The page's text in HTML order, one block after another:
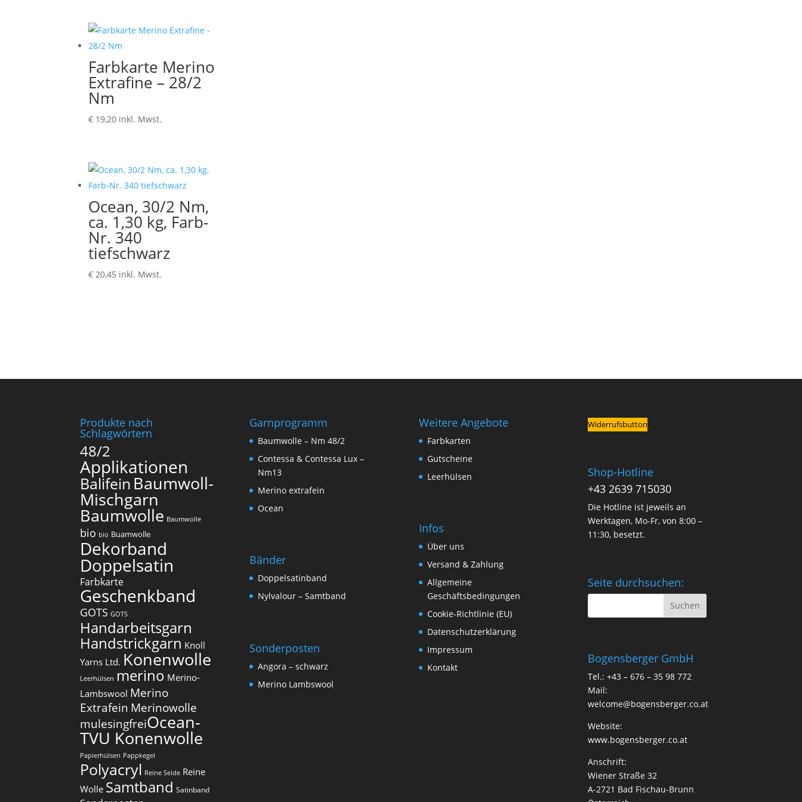
Farbkarte Merino
Extrafine – 28/2
Nm
€ 19,20 inkl. Mwst.
Ocean, 30/2 Nm,
ca. 1,30 kg, Farb-
Nr. 340
tiefschwarz
€ 20,45 inkl. Mwst.
Produkte nach
Schlagwörtern
48/2
Applikationen
Balifein Baumwoll-
Mischgarn
Baumwolle Baumwolle
bio bio Buamwolle
Dekorband
Doppelsatin
Farbkarte
Geschenkband
GOTS GOTS
Handarbeitsgarn
Handstrickgarn Knoll
Yarns Ltd. Konenwolle
Leerhülsen merino Merino-
Lambswool Merino
Extrafein Merinowolle
mulesingfrei​Ocean-
TVU Konenwolle
Papierhülsen Pappkegel
Polyacryl Reine Seide Reine
Wolle Samtband Satinband
Garnprogramm
Baumwolle – Nm 48/2
Contessa & Contessa Lux –
Nm13
Merino extrafein
Ocean
Bänder
Doppelsatinband
Nylvalour – Samtband
Sonderposten
Angora – schwarz
Merino Lambswool
Weitere Angebote
Farbkarten
Gutscheine
Leerhülsen
Infos
Über uns
Versand & Zahlung
Allgemeine
Geschäftsbedingungen
Cookie-Richtlinie (EU)
Datenschutzerklärung
Impressum
Kontakt
Widerrufsbutton
Shop-Hotline
+43 2639 715030
Die Hotline ist jeweils an
Werktagen, Mo-Fr, von 8:00 –
11:30, besetzt.
Seite durchsuchen:
Bogensberger GmbH
Tel.: +43 – 676 – 35 98 772
Mail:
welcome@bogensberger.co.at
Website:
www.bogensberger.co.at
Anschrift:
Wiener Straße 32
A-2721 Bad Fischau-Brunn